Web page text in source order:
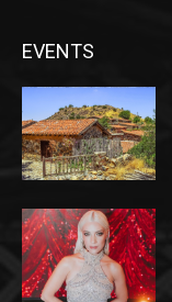
EVENTS